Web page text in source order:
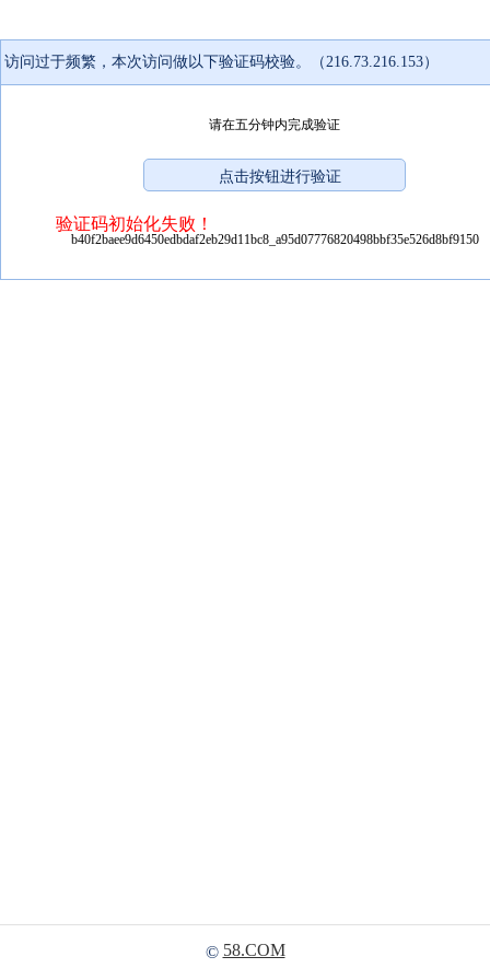
访问过于频繁，本次访问做以下验证码校验。（216.73.216.153）
请在五分钟内完成验证
验证码初始化失败！
b40f2baee9d6450edbdaf2eb29d11bc8_a95d07776820498bbf35e526d8bf9150
© 58.COM